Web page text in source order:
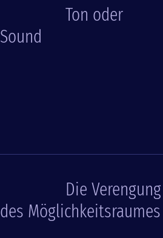
Ton oder
Sound
Die Verengung
des Möglichkeitsraumes